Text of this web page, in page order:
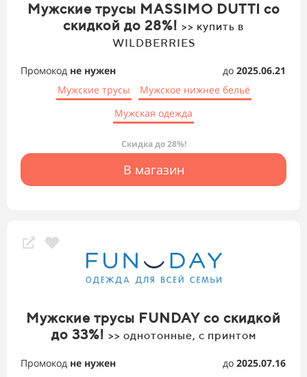
Мужские трусы MASSIMO DUTTI со
скидкой до 28%! >> купить в
WILDBERRIES
Промокод не нужен до 2025.06.21
Мужские трусы
Мужское нижнее бельё
Мужская одежда
Скидка до 28%!
В магазин
Мужские трусы FUNDAY со скидкой
до 33%! >> однотонные, с принтом
Промокод не нужен до 2025.07.16